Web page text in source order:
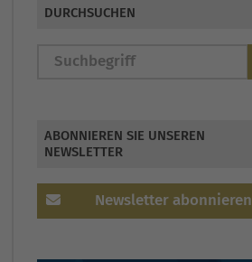
DURCHSUCHEN
ABONNIEREN SIE UNSEREN
NEWSLETTER
Newsletter abonnieren